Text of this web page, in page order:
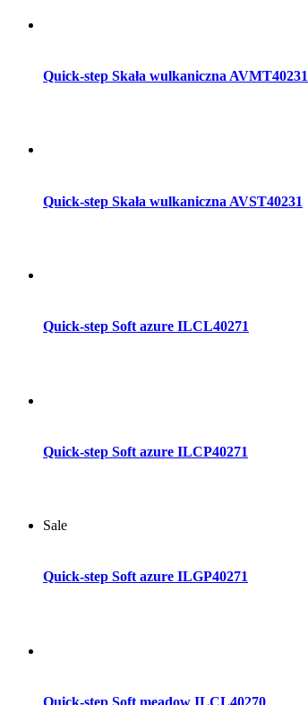
Quick-step Skała wulkaniczna AVMT40231
Quick-step Skała wulkaniczna AVST40231
Quick-step Soft azure ILCL40271
Quick-step Soft azure ILCP40271
Sale
Quick-step Soft azure ILGP40271
Quick-step Soft meadow ILCL40270